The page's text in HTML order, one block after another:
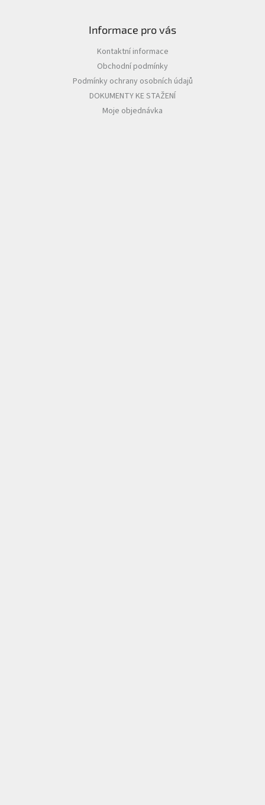
Informace pro vás
Kontaktní informace
Obchodní podmínky
Podmínky ochrany osobních údajů
DOKUMENTY KE STAŽENÍ
Moje objednávka